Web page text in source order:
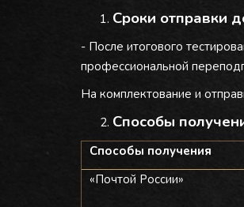
Сроки отправки
- После итогового
профессиональной
На комплектование и
Способы
Способы получения
«Почтой России»